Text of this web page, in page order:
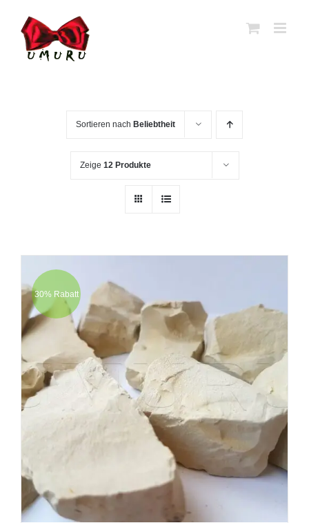
Inhalt
springen
Sortieren nach Beliebtheit
Zeige 12 Produkte
30% Rabatt